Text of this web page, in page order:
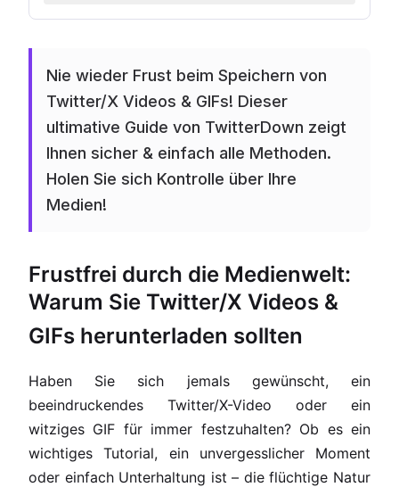
Nie wieder Frust beim Speichern von
Twitter/X Videos & GIFs! Dieser
ultimative Guide von TwitterDown zeigt
Ihnen sicher & einfach alle Methoden.
Holen Sie sich Kontrolle über Ihre
Medien!
Frustfrei durch die Medienwelt:
Warum Sie Twitter/X Videos &
GIFs herunterladen sollten
Haben Sie sich jemals gewünscht, ein
beeindruckendes Twitter/X-Video oder ein
witziges GIF für immer festzuhalten? Ob es ein
wichtiges Tutorial, ein unvergesslicher Moment
oder einfach Unterhaltung ist – die flüchtige Natur